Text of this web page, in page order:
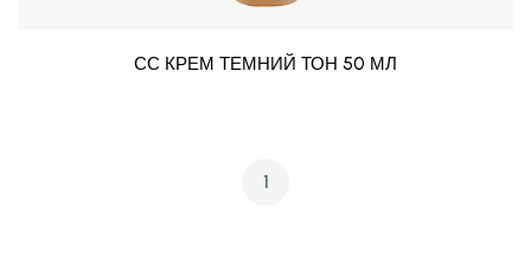
СС КРЕМ ТЕМНИЙ ТОН 50 МЛ
1